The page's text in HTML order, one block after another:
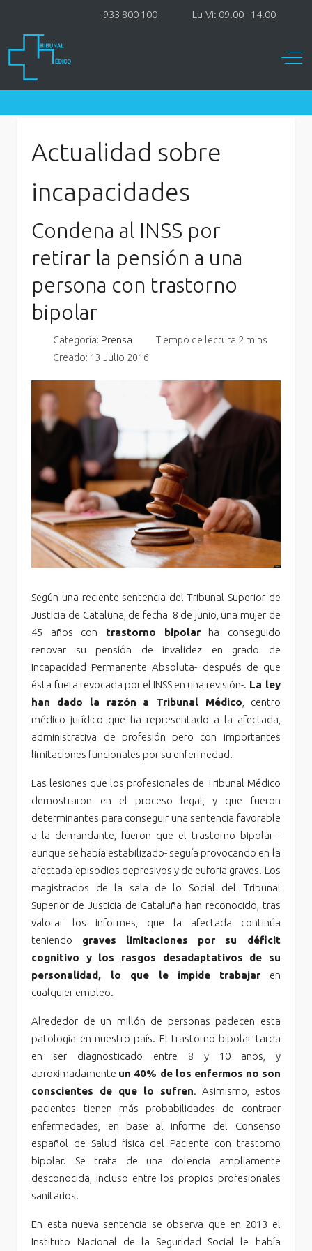
933 800 100 Lu-Vi: 09.00 - 14.00
Off-
Actualidad sobre
incapacidades
Condena al INSS por
retirar la pensión a una
persona con trastorno
bipolar
Categoría: Prensa
Tiempo de lectura:2 mins
Creado: 13 Julio 2016
Según una reciente sentencia del Tribunal Superior de
Justicia de Cataluña, de fecha 8 de junio, una mujer de
45 años con trastorno bipolarha conseguido
renovar su pensión de invalidez en grado de
Incapacidad Permanente Absoluta- después de que
ésta fuera revocada por el INSS en una revisión-. La ley
han dado la razón a Tribunal Médico , centro
médico jurídico que ha representado a la afectada,
administrativa de profesión pero con importantes
limitaciones funcionales por su enfermedad.
Las lesiones que los profesionales de Tribunal Médico
demostraron en el proceso legal, y que fueron
determinantes para conseguir una sentencia favorable
a la demandante, fueron que el trastorno bipolar -
aunque se había estabilizado- seguía provocando en la
afectada episodios depresivos y de euforia graves. Los
magistrados de la sala de lo Social del Tribunal
Superior de Justicia de Cataluña han reconocido, tras
valorar los informes, que la afectada continúa
teniendo graves limitaciones por su déficit
cognitivo y los rasgos desadaptativos de su
personalidad, lo que le impide trabajar en
cualquier empleo.
Alrededor de un millón de personas padecen esta
patología en nuestro país. El trastorno bipolar tarda
en ser diagnosticado entre 8 y 10 años, y
aproximadamente un 40% de los enfermos no son
conscientes de que lo sufren. Asimismo, estos
pacientes tienen más probabilidades de contraer
enfermedades, en base al informe del Consenso
español de Salud física del Paciente con trastorno
bipolar. Se trata de una dolencia ampliamente
desconocida, incluso entre los propios profesionales
sanitarios.
En esta nueva sentencia se observa que en 2013 el
Instituto Nacional de la Seguridad Social le había